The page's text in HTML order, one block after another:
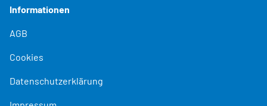
Informationen
AGB
Cookies
Datenschutzerklärung